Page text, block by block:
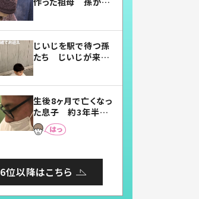
じいじを駅で待つ孫
たち じいじが来た
まらない」「幸せにな
れる」
生後8ヶ月で亡くなっ
た息子 約3年半
後、当時の妻の日記
に書いてあった本音
6位以降はこちら